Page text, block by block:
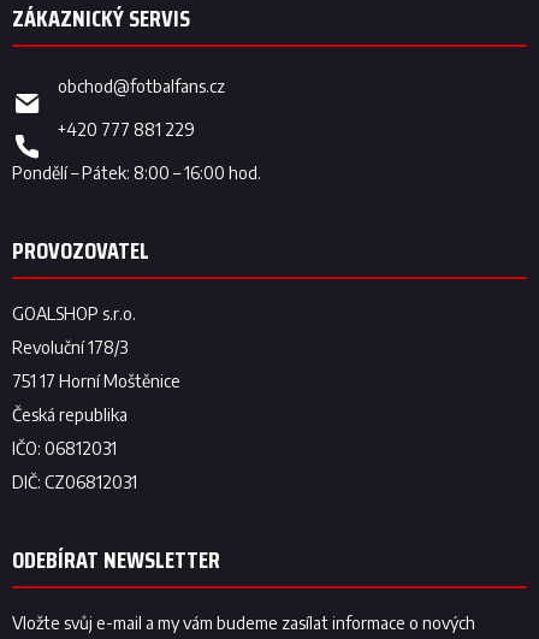
obchod@fotbalfans.cz
+420 777 881 229
ODEBÍRAT NEWSLETTER
Vložte svůj e-mail a my vám budeme zasílat informace o nových